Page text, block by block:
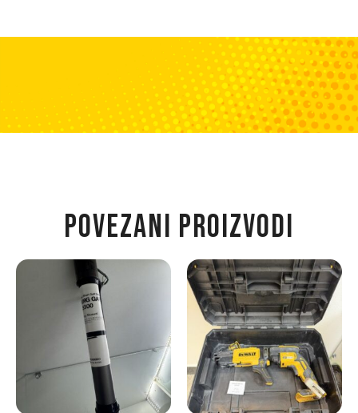
POVEZANI PROIZVODI